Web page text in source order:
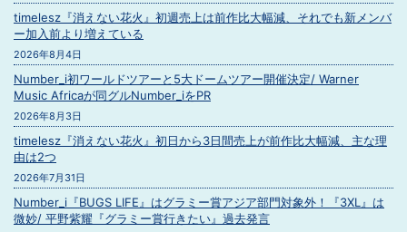
timelesz『消えない花火』初週売上は前作比大幅減、それでも新メンバ
ー加入前より増えている
2026年8月4日
Number_i初ワールドツアーと5大ドームツアー開催決定/ Warner
Music Africaが同グルNumber_iをPR
2026年8月3日
timelesz『消えない花火』初日から3日間売上が前作比大幅減、主な理
由は2つ
2026年7月31日
Number_i『BUGS LIFE』はグラミー賞アジア部門対象外！『3XL』は
微妙/ 平野紫耀『グラミー賞行きたい』過去発言